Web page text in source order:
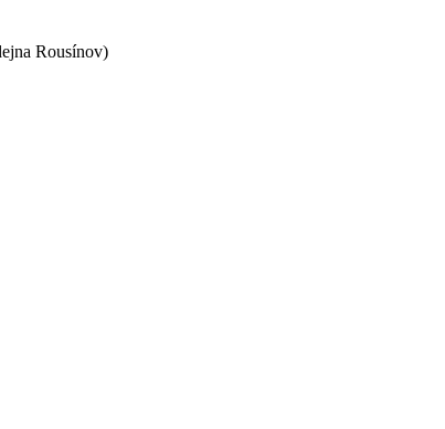
Rousínov)